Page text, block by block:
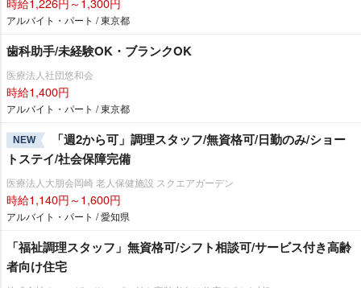
アルバイト・パート / 東京都
歯科助手/未経験OK・ブランクOK
医療法人社団悠和会
時給1,400円
アルバイト・パート / 東京都
NEW
「週2から可」調理スタッフ/無資格可/日勤のみ/ショー
トステイ/社会保障完備
医療法人大朋会岡崎 老人保健施設 スクエアガーデン
時給1,140円～1,600円
アルバイト・パート / 愛知県
「福祉調理スタッフ」無資格可/シフト相談可/サービス付き高齢
者向け住宅